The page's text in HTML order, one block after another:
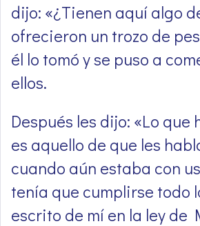
dijo: «¿Tienen aquí algo
ofrecieron un trozo de
él lo tomó y se puso a
ellos.
Después les dijo: «Lo que
es aquello de que les
cuando aún estaba con
tenía que cumplirse todo
escrito de mí en la ley de